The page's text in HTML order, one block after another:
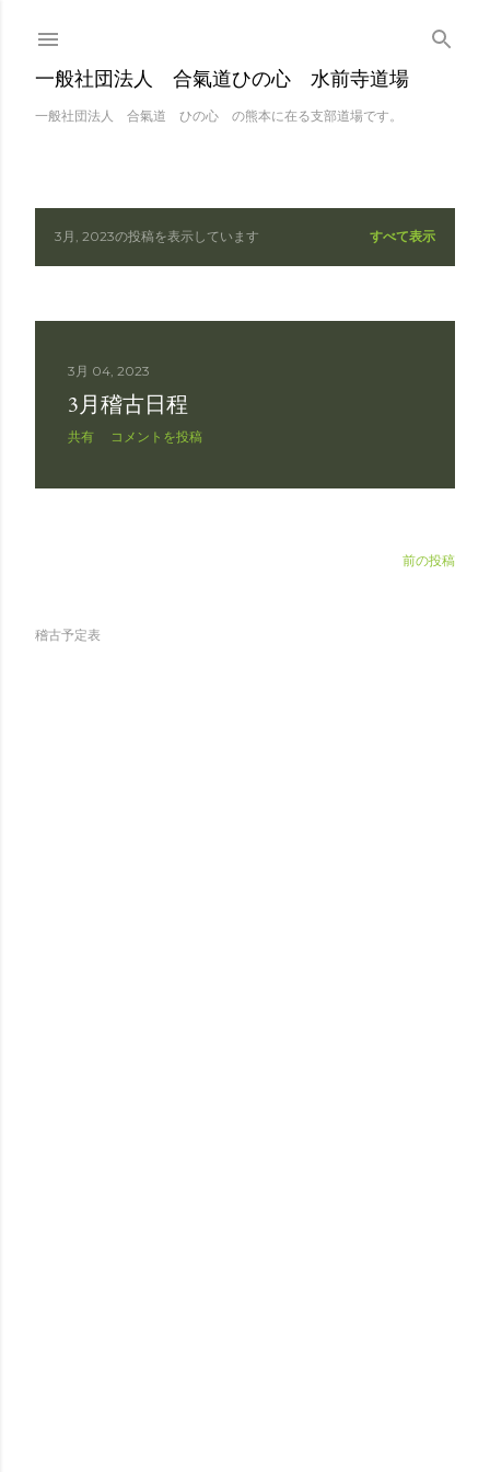
スキップしてメイン
一般社団法人 合氣道ひの心 水前寺道場
一般社団法人 合氣道 ひの心 の熊本に在る支部道場です。
投3月, 2023の投稿を表示しています すべて表示
3月 04, 2023
3月稽古日程
共有 コメントを投稿
前の投稿
稽古予定表